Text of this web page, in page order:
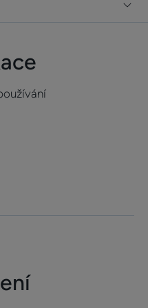
návrat lupů díky
ENTORNO